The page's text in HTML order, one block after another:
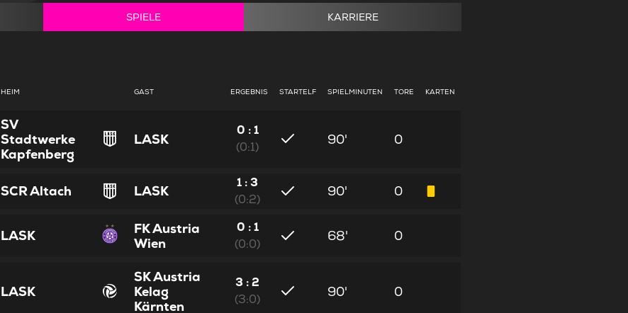
SPIELE KARRIERE
HEIM GAST ERGEBNIS STARTELF SPIELMINUTEN TORE KARTEN
SV
Stadtwerke
Kapfenberg
LASK
0 : 1
(0:1)
90' 0
SCR Altach LASK
1 : 3
(0:2)
90' 0
LASK
FK Austria
Wien
0 : 1
(0:0)
68' 0
LASK
SK Austria
Kelag
Kärnten
3 : 2
(3:0)
90' 0